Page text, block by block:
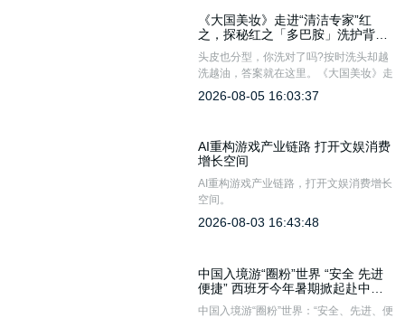
《大国美妆》走进“清洁专家”红
之，探秘红之「多巴胺」洗护背后
的科学逻辑
头皮也分型，你洗对了吗?按时洗头却越
洗越油，答案就在这里。《大国美妆》走
进“清洁专家”红之，探秘红之“多巴胺”洗
属的温和清洁方案，让洗护回归科学。
2026-08-05 16:03:37
AI重构游戏产业链路 打开文娱消费
增长空间
AI重构游戏产业链路，打开文娱消费增长
空间。
2026-08-03 16:43:48
中国入境游“圈粉”世界 “安全 先进
便捷” 西班牙今年暑期掀起赴中国
旅游热
中国入境游“圈粉”世界：“安全、先进、便